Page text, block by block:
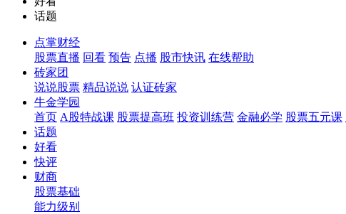
话题
点掌财经
股票直播 回看 预告 点播 股市快讯 在线帮助
砖家团
说说股票 精品说说 认证砖家
牛金学园
首页 A股特战课 股票提高班 投资训练营 金融必学 股票五元课
话题
好看
快评
财商
股票基础
能力级别